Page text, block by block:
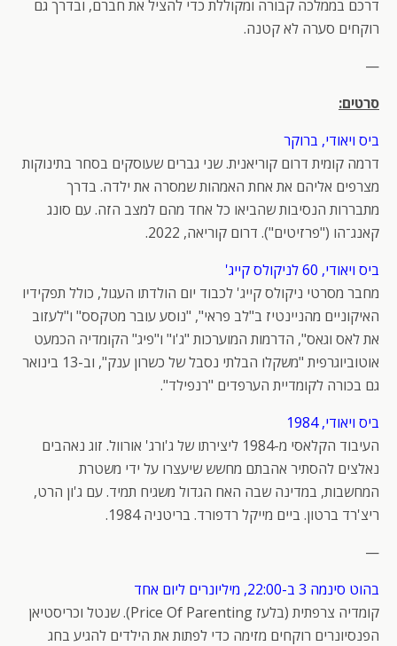
דרכם בממלכה קבורה ומקוללת כדי להציל את חברם, ובדרך גם
רוקחים סערה לא קטנה.
—
סרטים:
ביס ויאודי, ברוקר
דרמה קומית דרום קוריאנית. שני גברים שעוסקים בסחר בתינוקות
מצרפים אליהם את אחת האמהות שמסרה את ילדה. בדרך
מתבררות הנסיבות שהביאו כל אחד מהם למצב הזה. עם סונג
קאנג־הו ("פרזיטים"). דרום קוריאה, 2022.
ביס ויאודי, 60 לניקולס קייג'
מחבר מסרטי ניקולס קייג' לכבוד יום הולדתו העגול, כולל תפקידיו
האיקוניים מהניינטיז ב"לב פראי", "נוסע עובר מטקסס" ו"לעזוב
את לאס וגאס", הדרמות המוערכות "ג'ו" ו"פיג" הקומדיה הכמעט
אוטוביוגרפית "משקלו הבלתי נסבל של כשרון ענק", וב-13 בינואר
גם בכורה לקומדיית הערפדים "רנפילד".
ביס ויאודי, 1984
העיבוד הקלאסי מ-1984 ליצירתו של ג'ורג' אורוול. זוג נאהבים
נאלצים להסתיר אהבתם מחשש שיעצרו על ידי משטרת
המחשבות, במדינה שבה האח הגדול משגיח תמיד. עם ג'ון הרט,
ריצ'רד ברטון. ביים מייקל רדפורד. בריטניה 1984.
—
בהוט סינמה 3 ב-22:00, מיליונרים ליום אחד
קומדיה צרפתית (בלעז Price Of Parenting). שנטל וכריסטיאן
הפנסיונרים רוקחים מזימה כדי לפתות את הילדים להגיע בחג